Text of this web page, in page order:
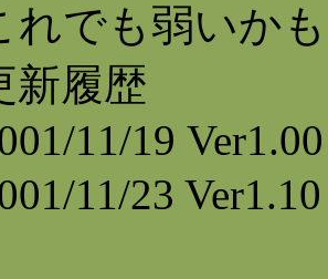
れでも弱いか
新履歴
11/19
11/23